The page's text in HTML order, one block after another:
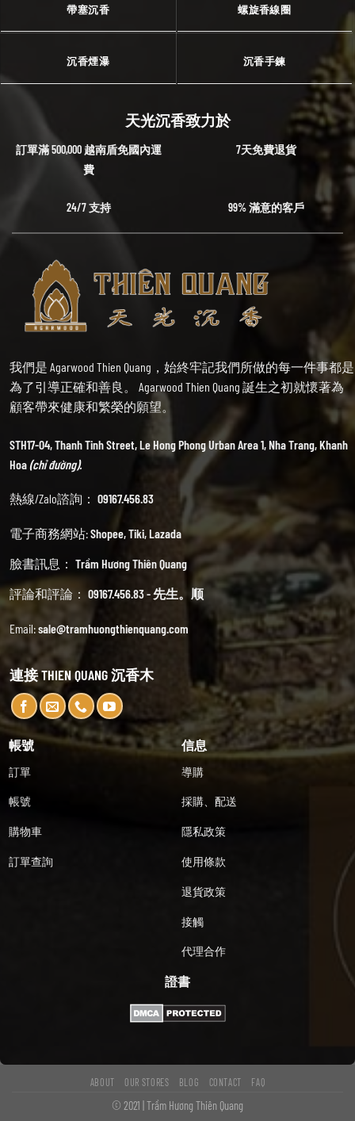
帶塞沉香 螺旋香線圈
沉香煙瀑 沉香手鍊
天光沉香致力於
訂單滿 500,000 越南盾免國內運
費
7天免費退貨
24/7 支持 99% 滿意的客戶
我們是 Agarwood Thien Quang，始終牢記我們所做的每一件事都是
為了引導正確和善良。 Agarwood Thien Quang 誕生之初就懷著為
顧客帶來健康和繁榮的願望。
STH17-04, Thanh Tinh Street, Le Hong Phong Urban Area 1, Nha Trang, Khanh
Hoa(chỉ đường).
熱線/Zalo諮詢： 09167.456.83
電子商務網站:Shopee,Tiki,Lazada
臉書訊息： Trầm Hương Thiên Quang
評論和評論： 09167.456.83 - 先生。顺
Email:sale@tramhuongthienquang.com
連接 THIEN QUANG 沉香木
帳號
訂單
帳號
購物車
訂單查詢
信息
導購
採購、配送
隱私政策
使用條款
退貨政策
接觸
代理合作
證書
ABOUT OUR STORES BLOG CONTACT FAQ
© 2021 | Trầm Hương Thiên Quang